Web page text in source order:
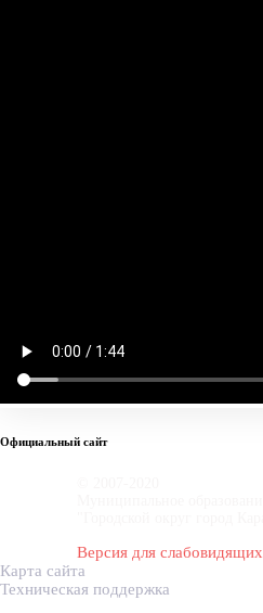
Официальный сайт
Версия для слабовидящих
Карта сайта
Техническая поддержка